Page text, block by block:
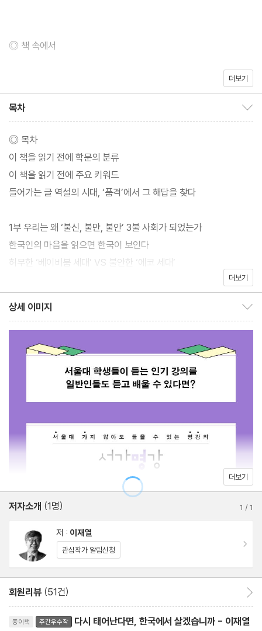
◎ 책 속에서
역설의 시대다. 산업화에 성공한, 1인당 국민소득 3만 달러가 넘는
기’라고 느낀다. 행복감은 떨어지고, 자살률은 세계 최고다. 국민이
대통령을 직접 뽑는 민주화를 이룬지 30년이 넘었는데, 정작 투표
장에 가는 유권자는 줄었다. 촛불혁명을 이루었다는데, 시민의 정치
효능감은 바닥이다. 풍요의 역설이자 민주화의 역설이다.
어디에 문제가 있을까? 경제를 더 성장시키면 해결될까? 아니면 민
주주의라는 데 있다. 이런 역설 사회의 해답을 ‘사회의 품격’에서 찾
아보았다. 그것이 경제의 토대이자 민주주의의 토대이기 때문이다.
외환위기 전까지 한국인은 늘 어제보다 나은 오늘을 경험했고, 오늘
보다 나은 내일을 기대했으며, 그 기대가 충족되는 삶을 살았다. 아
들 세대는 아버지보다 나아진 사회를 경험했고, 또 그 자식 세대는
렸다는 것을 집단으로 체험하게 했다. (…) 에코 세대는 이처럼 사회
적 분위기가 바뀐 다음에 사회에 진출한 세대다. 당연히 과도한 위험
【1부 우리는 왜 ‘불신, 불만, 불안’ 3불 사회가 되었는가 : 40-42
사회적으로 중산층에 대한 비현실적 기준이 광범하게 받아들여졌
다. 예컨대 2013년 조사에서 “우리나라에서 ‘중산층’이라고 불리려
면 얼마나 벌어야 한다고 생각하십니까”라는 질문에 평균 월급 56
더보기
목차
◎ 목차
이 책을 읽기 전에 학문의 분류
이 책을 읽기 전에 주요 키워드
들어가는 글 역설의 시대, ‘품격’에서 그 해답을 찾다
1부 우리는 왜 ‘불신, 불만, 불안’ 3불 사회가 되었는가
한국인의 마음을 읽으면 한국이 보인다
허무한 ‘베이비붐 세대’ VS 불안한 ‘에코 세대’
2부 당신은 중산층인가, 서민인가
‘하면 된다’의 신화, 한국형 성공의 기원
한강의 기적은 어떻게 가능했는가
아무리 달려도 제자리인 지금 한국의 청년들
Q/A 묻고 답하기
3부 갈등은 성숙한 사회를 위한 자원이다
대형재난이 드러낸 한국의 민낯
불신의 나라, 우리는 하나가 될 수 있을까
Q/A 묻고 답하기
4부 존경받는 기업, 살고 싶은 나라! 새로운 대한민국을 그리다
해답은 ‘사회의 품격’이다
부유한 한국에서 불행한 한국인
경쟁에서 ‘공존’으로, 성장에서 ’가치‘로
Q/A 묻고 답하기
더보기
상세 이미지
더보기
저자소개 (1명) 1 /1
저 : 이재열
관심작가 알림신청
회원리뷰 (51건)
종이책 주간우수작 다시 태어난다면, 한국에서 살겠습니까 - 이재열